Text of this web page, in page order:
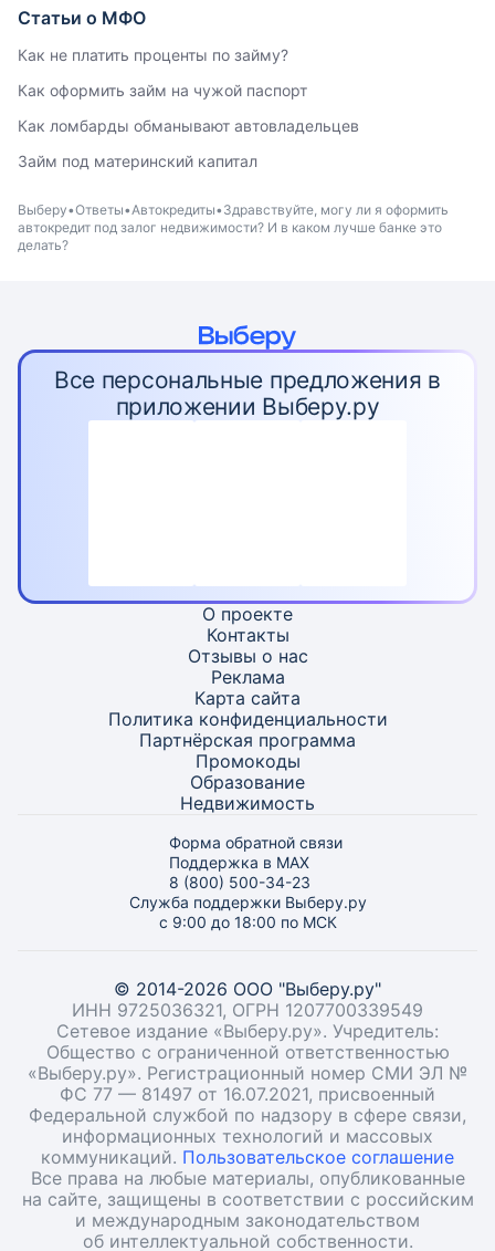
Статьи о МФО
Как не платить проценты по займу?
Как оформить займ на чужой паспорт
Как ломбарды обманывают автовладельцев
Займ под материнский капитал
Выберу Ответы Автокредиты Здравствуйте, могу ли я оформить
автокредит под залог недвижимости? И в каком лучше банке это
делать?
Все персональные предложения в
приложении Выберу.ру
О проекте
Контакты
Отзывы о нас
Реклама
Карта сайта
Политика конфиденциальности
Партнёрская программа
Промокоды
Образование
Недвижимость
Форма обратной связи
Поддержка в MAX
8 (800) 500-34-23
Служба поддержки Выберу.ру
с 9:00 до 18:00 по МСК
© 2014-2026 ООО "Выберу.ру"
ИНН 9725036321, ОГРН 1207700339549
Сетевое издание «Выберу.ру». Учредитель:
Общество с ограниченной ответственностью
«Выберу.ру». Регистрационный номер СМИ ЭЛ №
ФС 77 — 81497 от 16.07.2021, присвоенный
Федеральной службой по надзору в сфере связи,
информационных технологий и массовых
коммуникаций. Пользовательское соглашение
Все права на любые материалы, опубликованные
на сайте, защищены в соответствии с российским
и международным законодательством
об интеллектуальной собственности.